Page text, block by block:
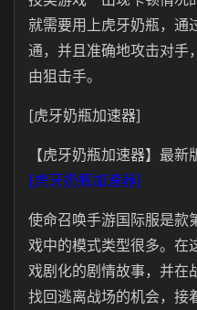
就需要用上虎牙奶瓶，通
通，并且准确地攻击对手
由狙击手。
[虎牙奶瓶加速器]
【虎牙奶瓶加速器】最新
[虎牙奶瓶加速器]
使命召唤手游国际服是款
戏中的模式类型很多。在
戏剧化的剧情故事，并在
找回逃离战场的机会，接